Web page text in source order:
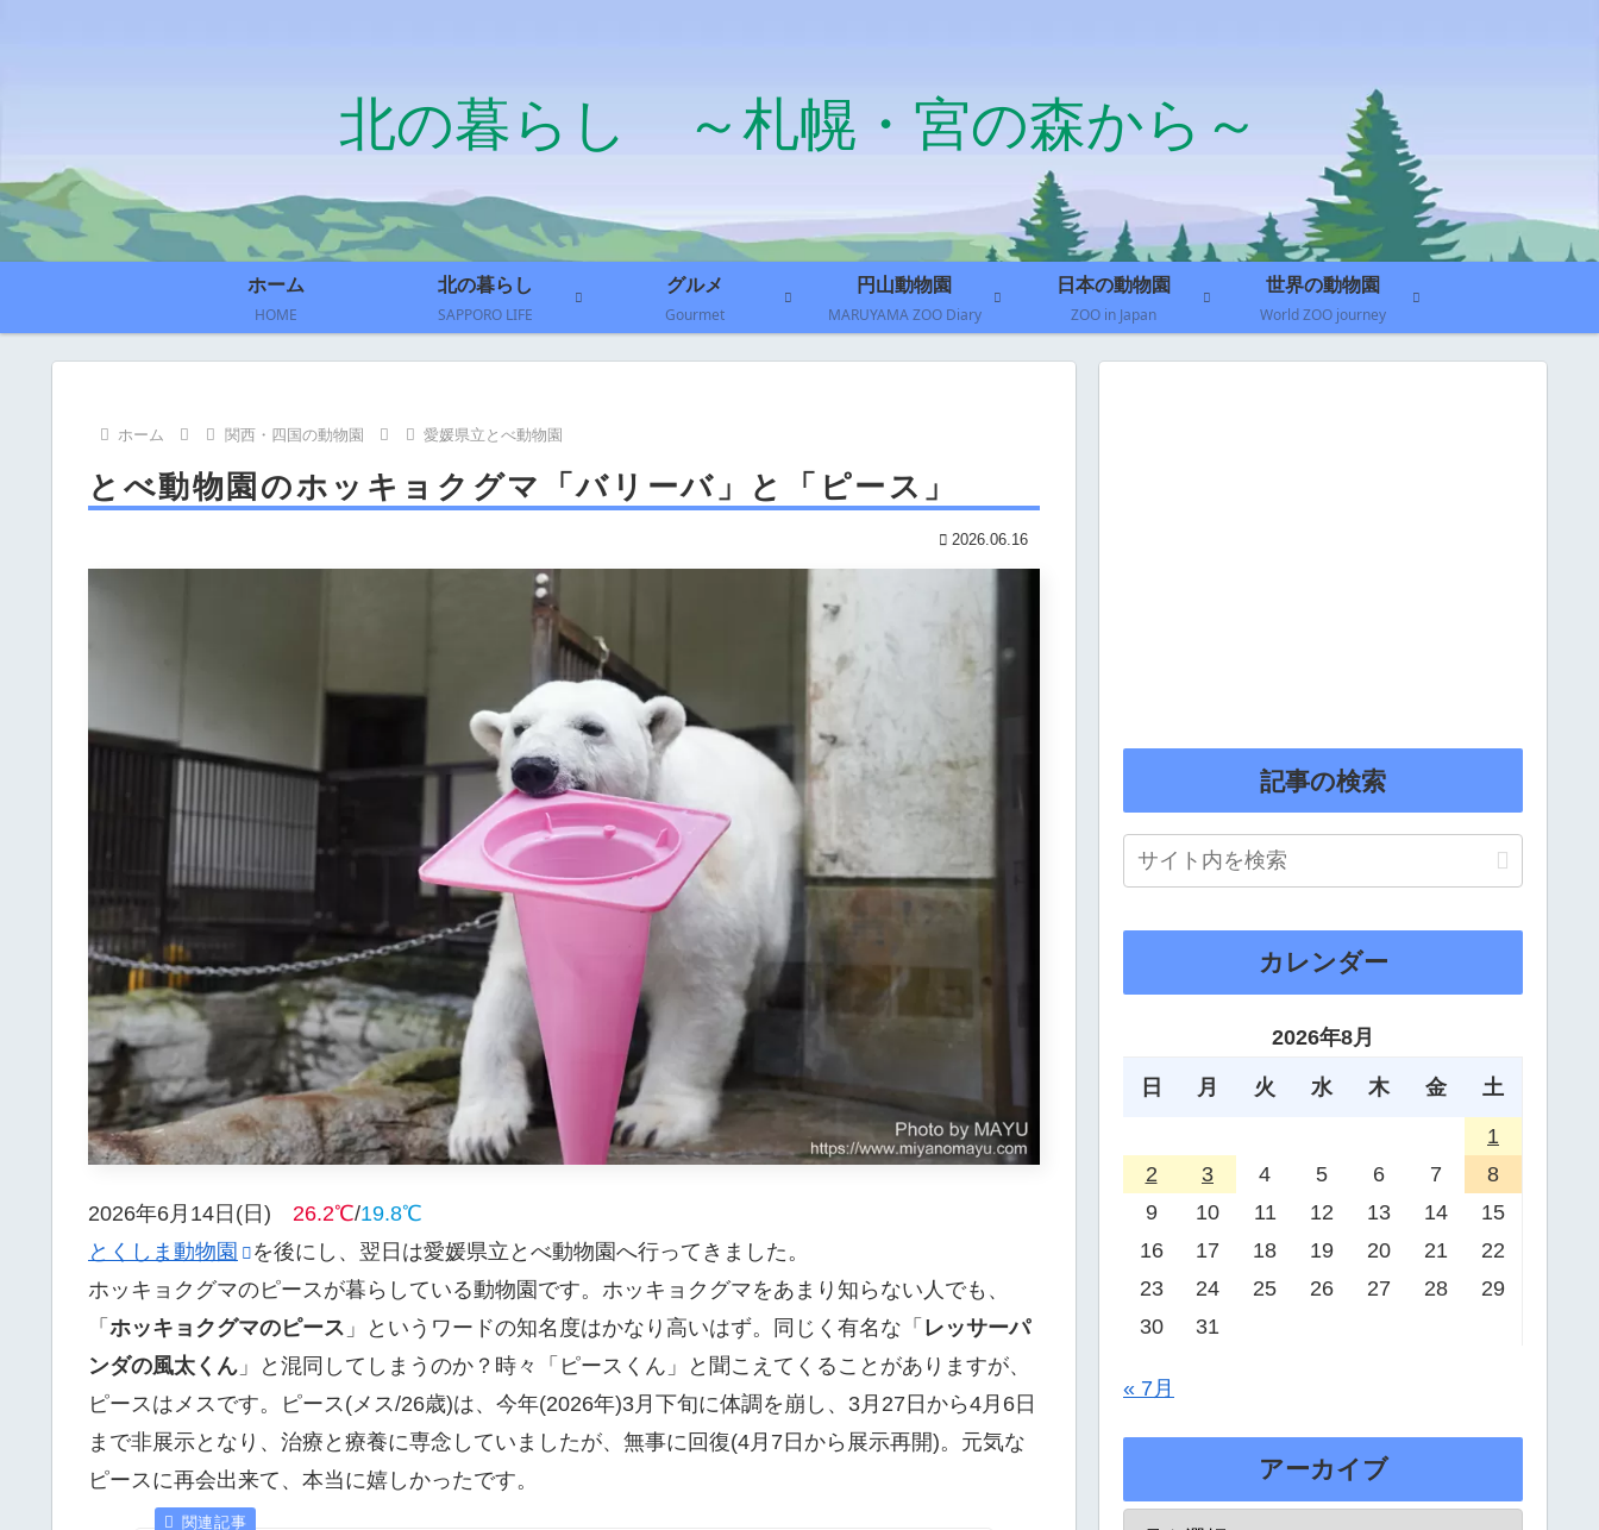
北の暮らし ～札幌・宮の森から～
ホーム
HOME
北の暮らし
SAPPORO LIFE
グルメ
Gourmet
円山動物園
MARUYAMA ZOO Diary
日本の動物園
ZOO in Japan
世界の動物園
World ZOO journey
ホーム 関西・四国の動物園 愛媛県立とべ動物園
とべ動物園のホッキョクグマ「バリーバ」と「ピース」
2026.06.16
2026年6月14日(日) 26.2℃/19.8℃
とくしま動物園
を後にし、翌日は愛媛県立とべ動物園へ行ってきました。
ホッキョクグマのピースが暮らしている動物園です。ホッキョクグマをあまり知らない人でも、
「 ホッキョクグマのピース 」というワードの知名度はかなり高いはず。同じく有名な「 レッサーパ
ンダの風太くん 」と混同してしまうのか？時々「ピースくん」と聞こえてくることがありますが、
ピースはメスです。ピース(メス/26歳)は、今年(2026年)3月下旬に体調を崩し、3月27日から4月6日
まで非展示となり、治療と療養に専念していましたが、無事に回復(4月7日から展示再開)。元気な
ピースに再会出来て、本当に嬉しかったです。
記事の検索
カレンダー
2026年8月
日 月 火 水 木 金 土
1
2
3 4 5 6 7
8
9
10 11 12 13 14
15
16
17 18 19 20 21
22
23
24 25 26 27 28
29
30
31
« 7月
アーカイブ